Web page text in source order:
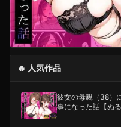
🔥 人気作品
彼女の母親（38）
事になった話【ぬ